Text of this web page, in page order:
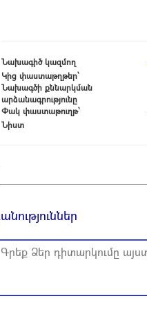
Նախագիծ կազմող
Կից փաստաթղթեր՝
Նախագծի քննարկման
արձանագրությունը
Փակ փաստաթուղթ՝
Նիստ